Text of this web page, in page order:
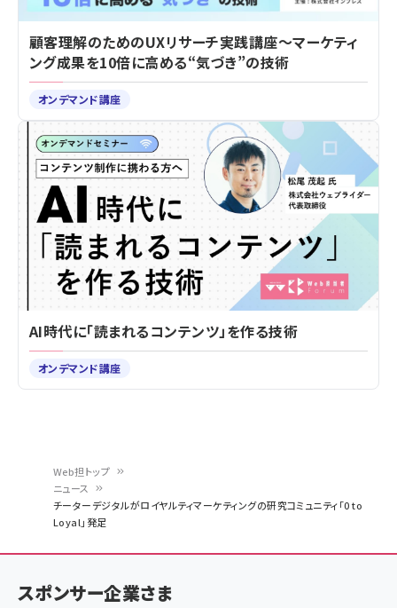
く
ず
Web担トップ
ニュース
チーターデジタルがロイヤルティマーケティングの研究コミュニティ「0 to
Loyal」発足
顧客理解のためのUXリサーチ実践講座～マーケティ
ング成果を10倍に高める“気づき”の技術
オンデマンド講座
AI時代に「読まれるコンテンツ」を作る技術
オンデマンド講座
スポンサー企業さま